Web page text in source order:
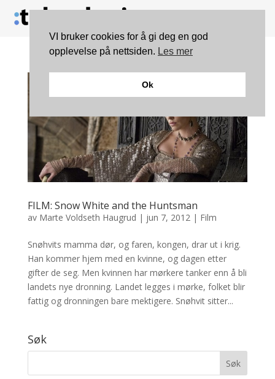
FILM: Snow White and the Huntsman
av Marte Voldseth Haugrud | jun 7, 2012| Film
Snøhvits mamma dør, og faren, kongen, drar ut i krig.
Han kommer hjem med en kvinne, og dagen etter
gifter de seg. Men kvinnen har mørkere tanker enn å bli
landets nye dronning. Landet legges i mørke, folket blir
fattig og dronningen bare mektigere. Snøhvit sitter...
Søk
VI bruker cookies for å gi deg en god
opplevelse på nettsiden. Les mer
Ok